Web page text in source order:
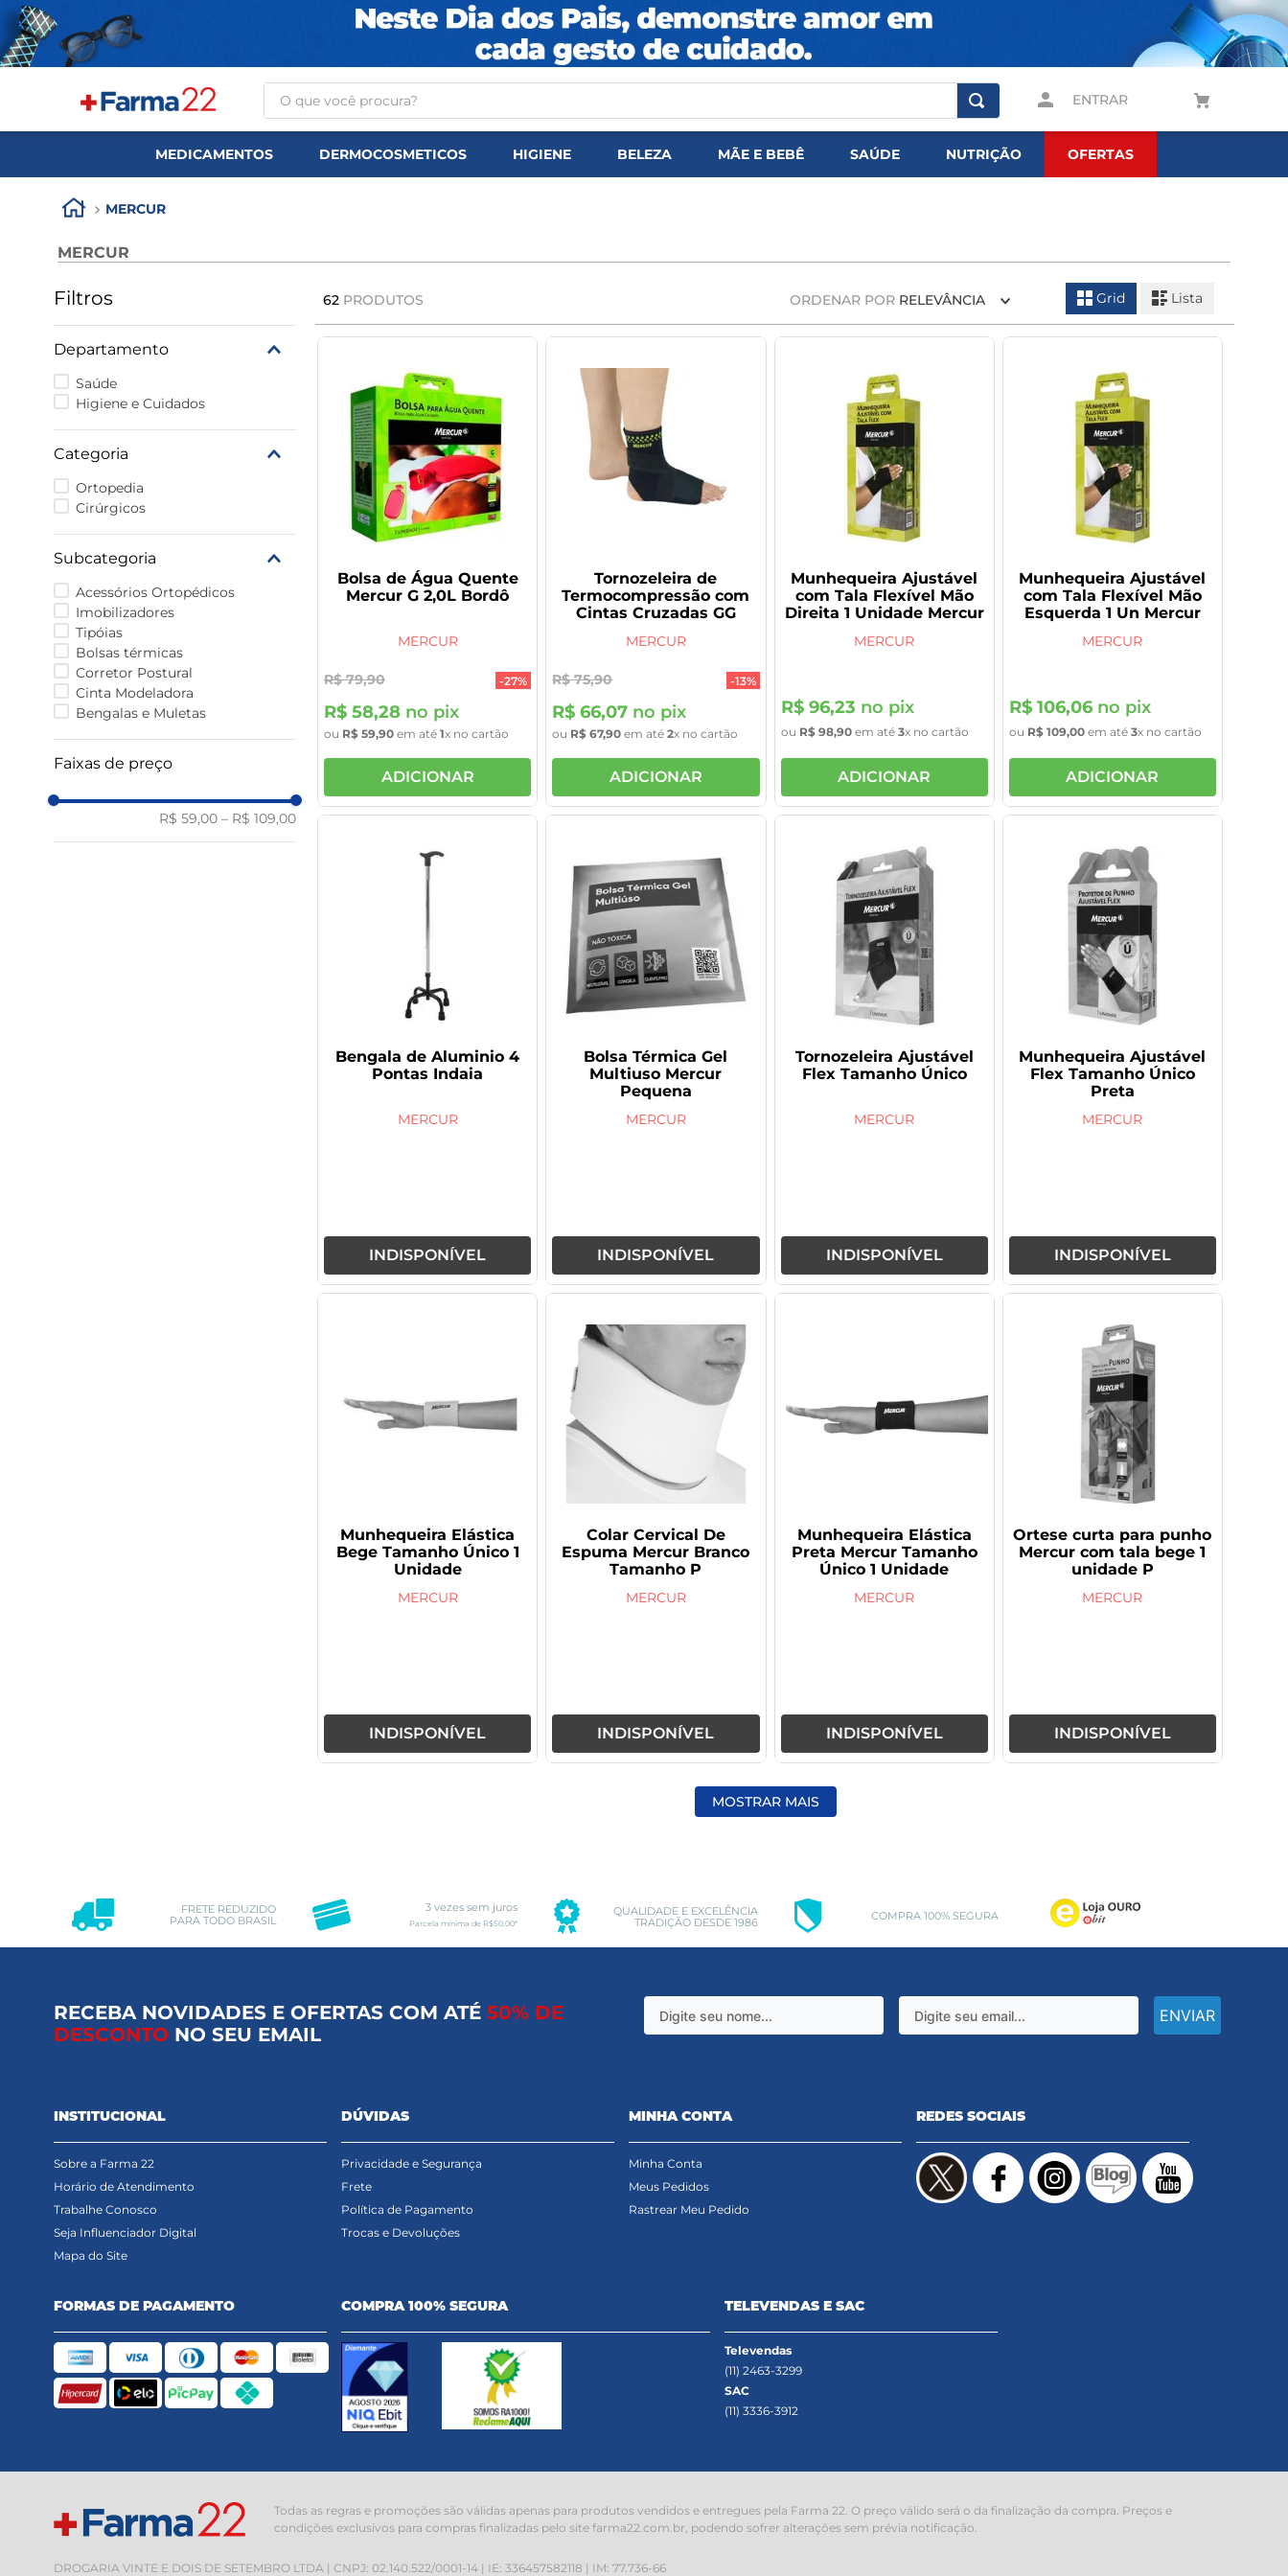
O que você procura?
nutridrink
rosuvastatina
tadalafila 5mg
vitamina
rivaroxabana 20mg
ENTRAR
MEDICAMENTOS DERMOCOSMETICOS HIGIENE BELEZA MÃE E BEBÊ SAÚDE NUTRIÇÃO OFERTAS
MERCUR
MERCUR
Filtros
Departamento
Saúde
Higiene e Cuidados
Categoria
Ortopedia
Cirúrgicos
Subcategoria
Acessórios Ortopédicos
Imobilizadores
Tipóias
Bolsas térmicas
Corretor Postural
Cinta Modeladora
Bengalas e Muletas
Faixas de preço
R$ 59,00 – R$ 109,00
62 PRODUTOS ORDENAR POR RELEVÂNCIA Grid Lista
Bolsa de Água Quente
Mercur G 2,0L Bordô
MERCUR
R$ 79,90 -27%
R$ 58,28 no pix
ou R$ 59,90 em até 1x no cartão
ADICIONAR
Tornozeleira de
Termocompressão com
Cintas Cruzadas GG
MERCUR
R$ 75,90 -13%
R$ 66,07 no pix
ou R$ 67,90 em até2x no cartão
ADICIONAR
Munhequeira Ajustável
com Tala Flexível Mão
Direita 1 Unidade Mercur
MERCUR
R$ 96,23 no pix
ou R$ 98,90em até 3x no cartão
ADICIONAR
Munhequeira Ajustável
com Tala Flexível Mão
Esquerda 1 Un Mercur
MERCUR
R$ 106,06no pix
ou R$ 109,00em até 3x no cartão
ADICIONAR
Bengala de Aluminio 4
Pontas Indaia
MERCUR
INDISPONÍVEL
Bolsa Térmica Gel
Multiuso Mercur
Pequena
MERCUR
INDISPONÍVEL
Tornozeleira Ajustável
Flex Tamanho Único
MERCUR
INDISPONÍVEL
Munhequeira Ajustável
Flex Tamanho Único
Preta
MERCUR
INDISPONÍVEL
Munhequeira Elástica
Bege Tamanho Único 1
Unidade
MERCUR
INDISPONÍVEL
Colar Cervical De
Espuma Mercur Branco
Tamanho P
MERCUR
INDISPONÍVEL
Munhequeira Elástica
Preta Mercur Tamanho
Único 1 Unidade
MERCUR
INDISPONÍVEL
Ortese curta para punho
Mercur com tala bege 1
unidade P
MERCUR
INDISPONÍVEL
MOSTRAR MAIS
FRETE REDUZIDO
PARA TODO BRASIL
3 vezes sem juros
Parcela mínima de R$50,00*
QUALIDADE E EXCELÊNCIA
TRADIÇÃO DESDE 1986
COMPRA 100% SEGURA
RECEBA NOVIDADES E OFERTAS COM ATÉ 50% DE
DESCONTO NO SEU EMAIL
ENVIAR
INSTITUCIONAL
Sobre a Farma 22
Horário de Atendimento
Trabalhe Conosco
Seja Influenciador Digital
Mapa do Site
DÚVIDAS
Privacidade e Segurança
Frete
Política de Pagamento
Trocas e Devoluções
MINHA CONTA
Minha Conta
Meus Pedidos
Rastrear Meu Pedido
REDES SOCIAIS
FORMAS DE PAGAMENTO COMPRA 100% SEGURA TELEVENDAS E SAC
Televendas
(11) 2463-3299
SAC
(11) 3336-3912
Todas as regras e promoções são válidas apenas para produtos vendidos e entregues pela Farma 22. O preço válido será o da finalização da compra. Preços e
condições exclusivos para compras finalizadas pelo site farma22.com.br, podendo sofrer alterações sem prévia notificação.
DROGARIA VINTE E DOIS DE SETEMBRO LTDA | CNPJ: 02.140.522/0001-14 | IE: 336457582118 | IM: 77.736-66